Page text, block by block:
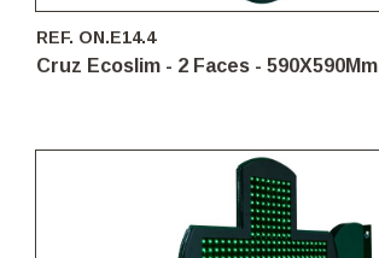
REF. ON.E14.4
Cruz Ecoslim - 2 Faces - 590X590Mm